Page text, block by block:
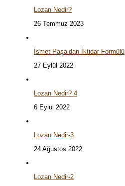
Lozan Nedir?
26 Temmuz 2023
İsmet Paşa’dan İktidar Formülü
27 Eylül 2022
Lozan Nedir? 4
6 Eylül 2022
Lozan Nedir-3
24 Ağustos 2022
Lozan Nedir-2